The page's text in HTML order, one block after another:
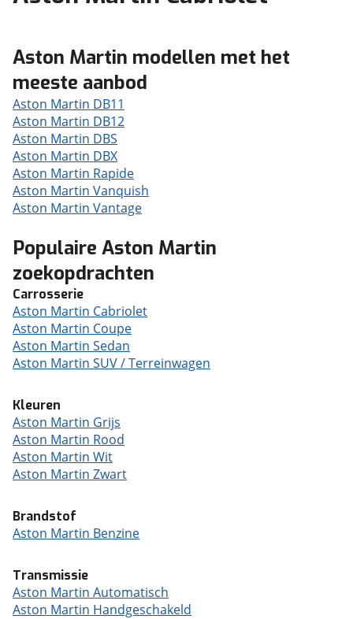
Aston Martin modellen met het
meeste aanbod
Aston Martin DB11
Aston Martin DB12
Aston Martin DBS
Aston Martin DBX
Aston Martin Rapide
Aston Martin Vanquish
Aston Martin Vantage
Populaire Aston Martin
zoekopdrachten
Carrosserie
Aston Martin Cabriolet
Aston Martin Coupe
Aston Martin Sedan
Aston Martin SUV / Terreinwagen
Kleuren
Aston Martin Grijs
Aston Martin Rood
Aston Martin Wit
Aston Martin Zwart
Brandstof
Aston Martin Benzine
Transmissie
Aston Martin Automatisch
Aston Martin Handgeschakeld